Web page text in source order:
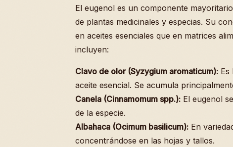
El eugenol es un componente
de plantas medicinales y especias. Su
en aceites esenciales que en matrices
incluyen:
Clavo de olor (Syzygium aromaticum): Es
aceite esencial. Se acumula
Canela (Cinnamomum spp.): El eugenol
de la especie.
Albahaca (Ocimum basilicum): En
concentrándose en las hojas y tallos.